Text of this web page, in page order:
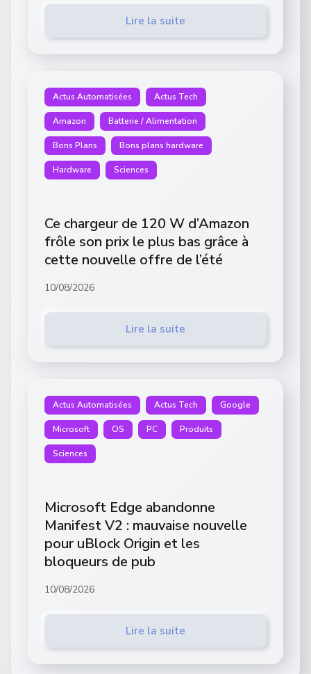
Lire la suite
Actus Automatisées Actus Tech
Amazon Batterie / Alimentation
Bons Plans Bons plans hardware
Hardware Sciences
Ce chargeur de 120 W d’Amazon
frôle son prix le plus bas grâce à
cette nouvelle offre de l’été
10/08/2026
Lire la suite
Actus Automatisées Actus Tech Google
Microsoft OS PC Produits
Sciences
Microsoft Edge abandonne
Manifest V2 : mauvaise nouvelle
pour uBlock Origin et les
bloqueurs de pub
10/08/2026
Lire la suite